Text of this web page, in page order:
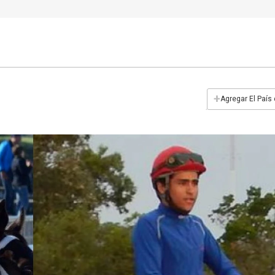
+Agregar El País